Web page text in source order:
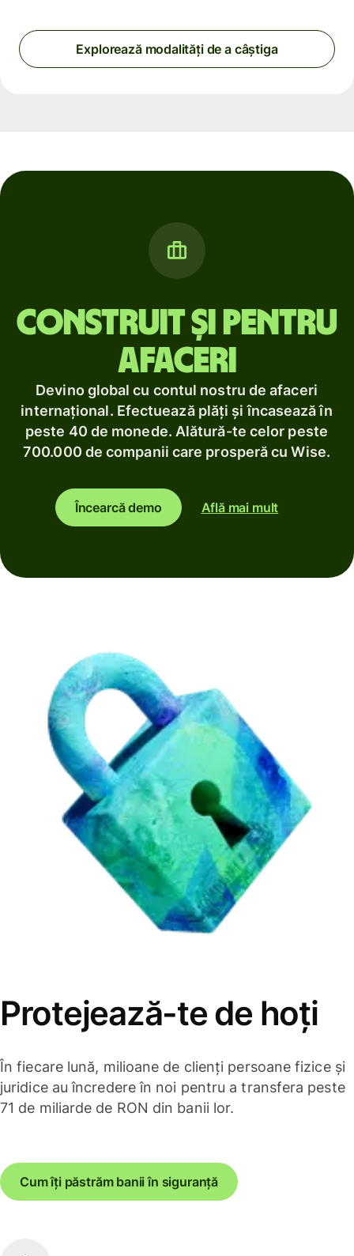
Explorează modalități de a câștiga
Construit și pentru
afaceri
Devino global cu contul nostru de afaceri
internațional. Efectuează plăți și încasează în
peste 40 de monede. Alătură-te celor peste
700.000 de companii care prosperă cu Wise.
Încearcă demo Află mai mult
Protejează-te de hoți
În fiecare lună, milioane de clienți persoane fizice și
juridice au încredere în noi pentru a transfera peste
71 de miliarde de RON din banii lor.
Cum îți păstrăm banii în siguranță